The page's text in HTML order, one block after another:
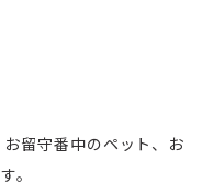
留守番中のペット、お
。